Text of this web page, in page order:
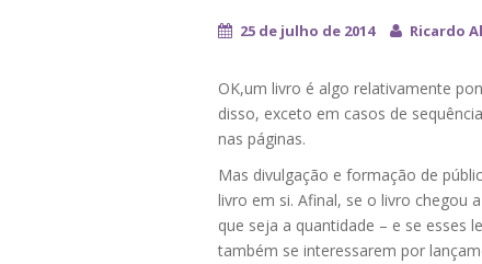
25 de julho de 2014 Ricardo
OK,um livro é algo relativamente
disso, exceto em casos de
nas páginas.
Mas divulgação e formação de
livro em si. Afinal, se o livro chegou
que seja a quantidade – e se esses
também se interessarem por